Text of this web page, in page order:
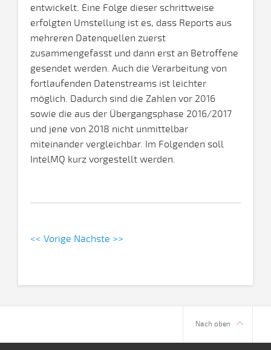
entwickelt. Eine Folge dieser schrittweise
erfolgten Umstellung ist es, dass Reports aus
mehreren Datenquellen zuerst
zusammengefasst und dann erst an Betroffene
gesendet werden. Auch die Verarbeitung von
fortlaufenden Datenstreams ist leichter
möglich. Dadurch sind die Zahlen vor 2016
sowie die aus der Übergangsphase 2016/2017
und jene von 2018 nicht unmittelbar
miteinander vergleichbar. Im Folgenden soll
IntelMQ kurz vorgestellt werden.
<< Vorige Nächste >>
Nach oben